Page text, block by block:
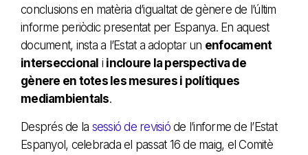
conclusions en matèria d’igualtat de gènere de l’últim
informe periòdic presentat per Espanya. En aquest
document, insta a l’Estat a adoptar un enfocament
interseccional i incloure la perspectiva de
gènere en totes les mesures i polítiques
mediambientals.
Després de la sessió de revisióde l’informe de l’Estat
Espanyol, celebrada el passat 16 de maig, el Comitè